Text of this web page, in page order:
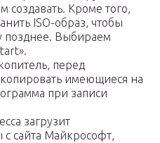
создавать. Кроме того,
ISO-образ, чтобы
позднее. Выбираем
перед
имеющиеся на
при записи
загрузит
сайта Майкрософт,